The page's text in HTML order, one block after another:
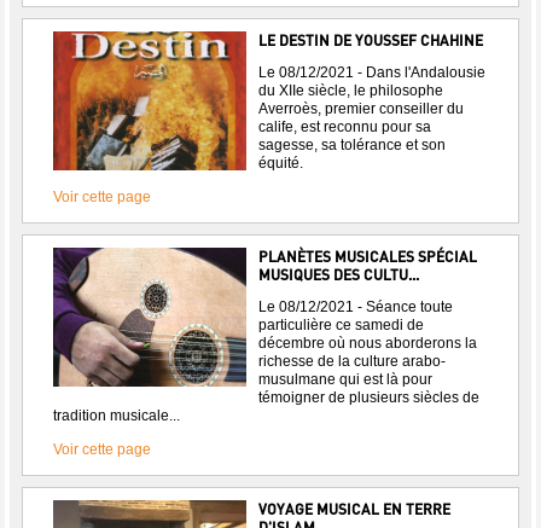
LE DESTIN DE YOUSSEF CHAHINE
Le 08/12/2021 - Dans l'Andalousie
du XIIe siècle, le philosophe
Averroès, premier conseiller du
calife, est reconnu pour sa
sagesse, sa tolérance et son
équité.
Voir cette page
PLANÈTES MUSICALES SPÉCIAL
MUSIQUES DES CULTU...
Le 08/12/2021 - Séance toute
particulière ce samedi de
décembre où nous aborderons la
richesse de la culture arabo-
musulmane qui est là pour
témoigner de plusieurs siècles de
tradition musicale...
Voir cette page
VOYAGE MUSICAL EN TERRE